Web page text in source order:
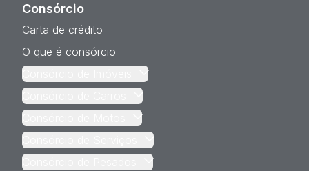
Consórcio
Carta de crédito
O que é consórcio